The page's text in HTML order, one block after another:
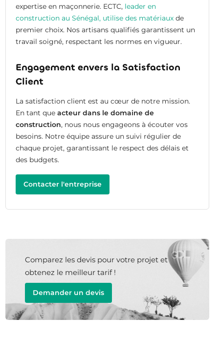
expertise en maçonnerie. ECTC, leader en
construction au Sénégal, utilise des matériauxde
premier choix. Nos artisans qualifiés garantissent un
travail soigné, respectant les normes en vigueur.
Engagement envers la Satisfaction
Client
La satisfaction client est au cœur de notre mission.
En tant que acteur dans le domaine de
construction, nous nous engageons à écouter vos
besoins. Notre équipe assure un suivi régulier de
chaque projet, garantissant le respect des délais et
des budgets.
Contacter l'entreprise
Comparez les devis pour votre projet et
obtenez le meilleur tarif !
Demander un devis